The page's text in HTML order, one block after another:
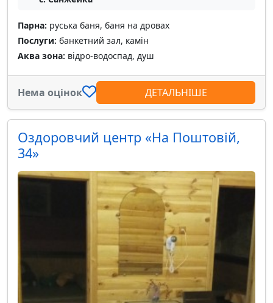
Парна: руська баня, баня на дровах
Послуги: банкетний зал, камін
Аква зона: відро-водоспад, душ
Нема оцінок ДЕТАЛЬНІШЕ
Оздоровчий центр «На Поштовій,
34»